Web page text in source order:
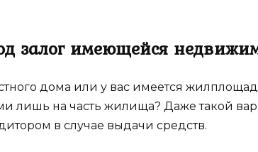
залог имеющейся
дома или у вас имеется
лишь на часть жилища? Даже такой
в случае выдачи средств.